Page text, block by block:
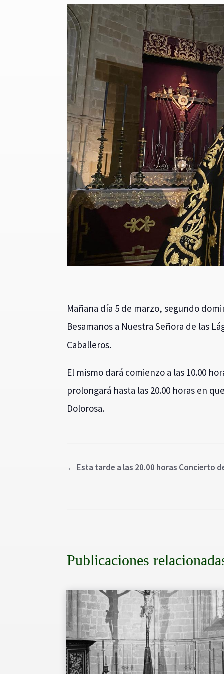
Mañana día 5 de marzo, segundo
Besamanos a Nuestra Señora de las
Caballeros.
El mismo dará comienzo a las 10.00
prolongará hasta las 20.00 horas en
Dolorosa.
← Esta tarde a las 20.00 horas Concierto
Publicaciones